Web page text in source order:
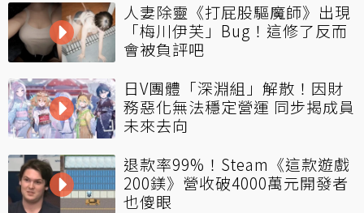
人妻除靈《打屁股驅魔師》出現
「梅川伊芙」Bug！這修了反而
會被負評吧
日V團體「深淵組」解散！因財
務惡化無法穩定營運 同步揭成員
未來去向
退款率99%！Steam《這款遊戲
200鎂》營收破4000萬元開發者
也傻眼